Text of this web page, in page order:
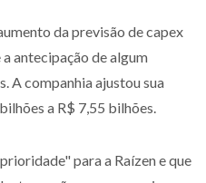
da previsão de capex
antecipação de algum
A companhia ajustou sua
a R$ 7,55 bilhões.
para a Raízen e que